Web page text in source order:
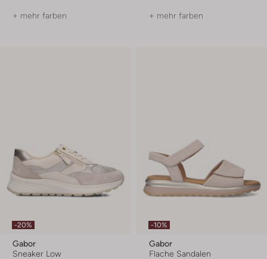
+ mehr farben + mehr farben
-20%
Gabor
Sneaker Low
-10%
Gabor
Flache Sandalen